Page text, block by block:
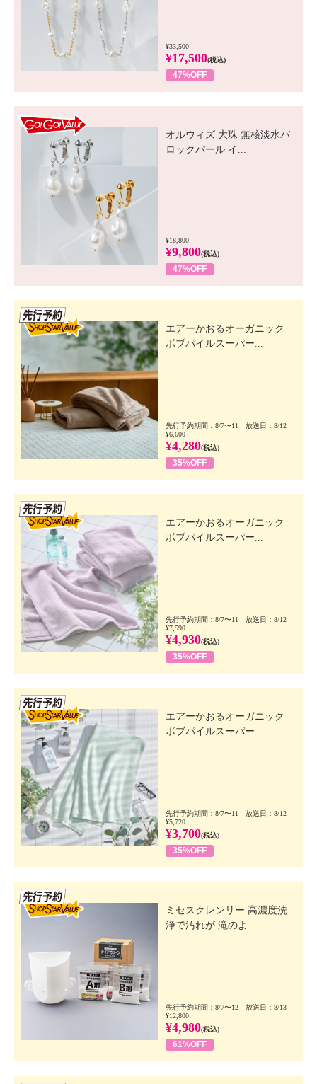
¥33,500
¥17,500(税込)
47%OFF
オルウィズ 大珠 無核淡水バ
ロックパール イ...
¥18,800
¥9,800(税込)
47%OFF
エアーかおるオーガニック
ボブパイルスーパー...
先行予約期間：8/7〜11 放送日：8/12
¥6,600
¥4,280(税込)
35%OFF
エアーかおるオーガニック
ボブパイルスーパー...
先行予約期間：8/7〜11 放送日：8/12
¥7,590
¥4,930(税込)
35%OFF
エアーかおるオーガニック
ボブパイルスーパー...
先行予約期間：8/7〜11 放送日：8/12
¥5,720
¥3,700(税込)
35%OFF
ミセスクレンリー 高濃度洗
浄で汚れが 滝のよ...
先行予約期間：8/7〜12 放送日：8/13
¥12,800
¥4,980(税込)
61%OFF